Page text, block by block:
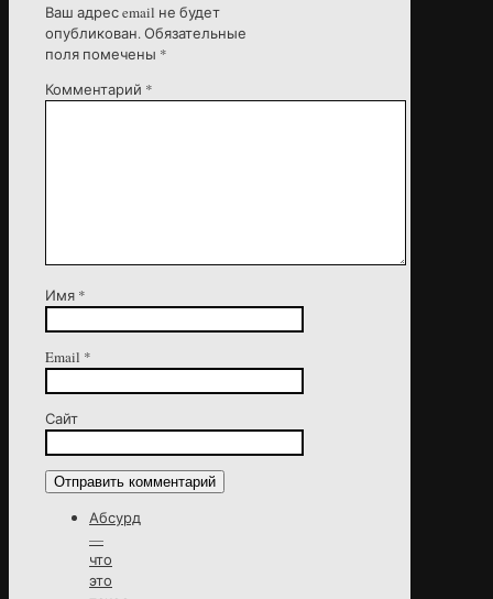
Ваш адрес email не будет
опубликован.Обязательные
поля помечены *
Комментарий *
Имя *
Email *
Сайт
Абсурд
—
что
это